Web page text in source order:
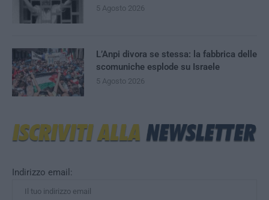
Indirizzo email:
5 Agosto 2026
L’Anpi divora se stessa: la fabbrica delle
scomuniche esplode su Israele
5 Agosto 2026